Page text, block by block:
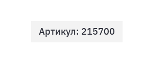
Артикул: 215700